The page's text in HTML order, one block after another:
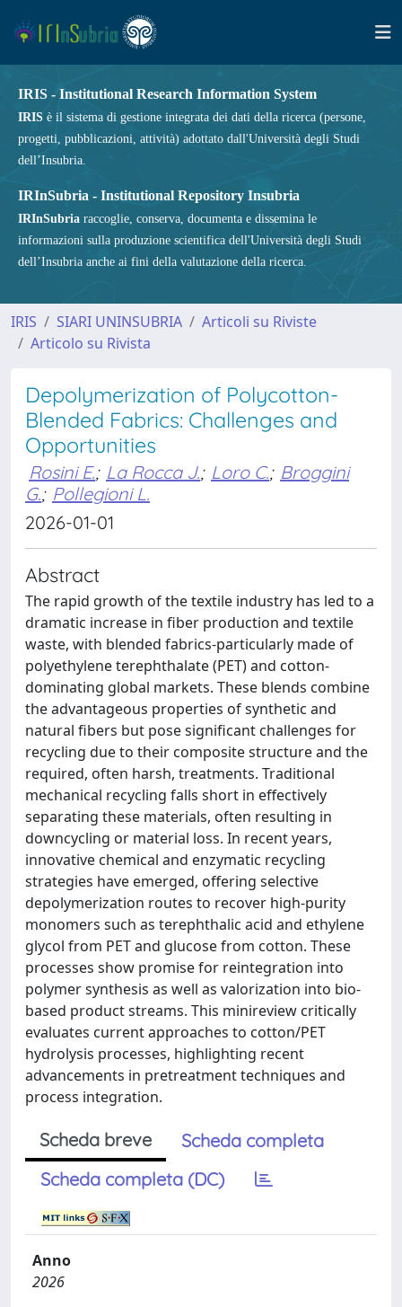
IRIS - Institutional Research Information System
IRIS è il sistema di gestione integrata dei dati della ricerca (persone,
progetti, pubblicazioni, attività) adottato dall'Università degli Studi
dell’Insubria.
IRInSubria - Institutional Repository Insubria
IRInSubria raccoglie, conserva, documenta e dissemina le
informazioni sulla produzione scientifica dell'Università degli Studi
dell’Insubria anche ai fini della valutazione della ricerca.
IRIS SIARI UNINSUBRIA
Articoli su Riviste
Articolo su Rivista
Depolymerization of Polycotton-
Blended Fabrics: Challenges and
Opportunities
Rosini E.; La Rocca J.; Loro C.; Broggini
G.; Pollegioni L.
2026-01-01
Abstract
The rapid growth of the textile industry has led to a
dramatic increase in fiber production and textile
waste, with blended fabrics-particularly made of
polyethylene terephthalate (PET) and cotton-
dominating global markets. These blends combine
the advantageous properties of synthetic and
natural fibers but pose significant challenges for
recycling due to their composite structure and the
required, often harsh, treatments. Traditional
mechanical recycling falls short in effectively
separating these materials, often resulting in
downcycling or material loss. In recent years,
innovative chemical and enzymatic recycling
strategies have emerged, offering selective
depolymerization routes to recover high-purity
monomers such as terephthalic acid and ethylene
glycol from PET and glucose from cotton. These
processes show promise for reintegration into
polymer synthesis as well as valorization into bio-
based product streams. This minireview critically
evaluates current approaches to cotton/PET
hydrolysis processes, highlighting recent
advancements in pretreatment techniques and
process integration.
Scheda breve
Scheda completa
Scheda completa (DC)
Anno
2026